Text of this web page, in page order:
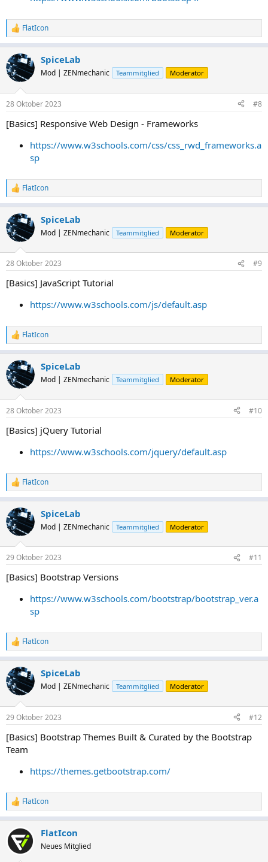
R
e
k
t
i
n
e
:
FlatIcon
SpiceLab
Mod | ZENmechanic Teammitglied Moderator
28 Oktober 2023 #8
[Basics] Responsive Web Design - Frameworks
https://www.w3schools.com/css/css_rwd_frameworks.a
sp
R
e
k
t
i
n
e
:
FlatIcon
SpiceLab
Mod | ZENmechanic Teammitglied Moderator
28 Oktober 2023 #9
[Basics] JavaScript Tutorial
https://www.w3schools.com/js/default.asp
R
e
k
t
i
n
e
:
FlatIcon
SpiceLab
Mod | ZENmechanic Teammitglied Moderator
28 Oktober 2023 #10
[Basics] jQuery Tutorial
https://www.w3schools.com/jquery/default.asp
R
e
k
t
i
n
e
:
FlatIcon
SpiceLab
Mod | ZENmechanic Teammitglied Moderator
29 Oktober 2023 #11
[Basics] Bootstrap Versions
https://www.w3schools.com/bootstrap/bootstrap_ver.a
sp
R
e
k
t
i
n
e
:
FlatIcon
SpiceLab
Mod | ZENmechanic Teammitglied Moderator
29 Oktober 2023 #12
[Basics] Bootstrap Themes Built & Curated by the Bootstrap
Team
https://themes.getbootstrap.com/
R
e
k
i
FlatIcon
FlatIcon
Neues Mitglied